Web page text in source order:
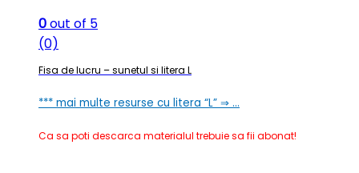
0out of 5
(0)
Fisa de lucru – sunetul si litera L
*** mai multe resurse cu litera “L” ⇒ …
Ca sa poti descarca materialul trebuie sa fii abonat!